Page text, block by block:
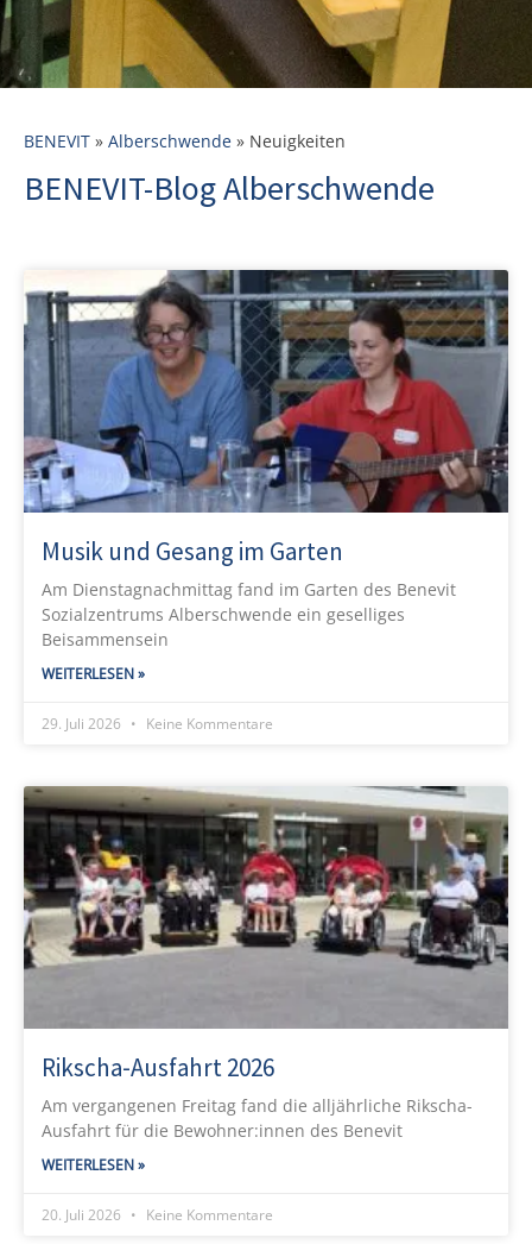
BENEVIT » Alberschwende » Neuigkeiten
BENEVIT-Blog Alberschwende
Musik und Gesang im Garten
Am Dienstagnachmittag fand im Garten des Benevit
Sozialzentrums Alberschwende ein geselliges
Beisammensein
WEITERLESEN »
29. Juli 2026 Keine Kommentare
Rikscha-Ausfahrt 2026
Am vergangenen Freitag fand die alljährliche Rikscha-
Ausfahrt für die Bewohner:innen des Benevit
WEITERLESEN »
20. Juli 2026 Keine Kommentare